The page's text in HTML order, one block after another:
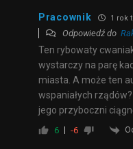
Pracownik 1 rok
Odpowiedź do
Ten rybowaty
wystarczy na parę
miasta. A może ten
wspaniałych
jego przyboczni
6 -6